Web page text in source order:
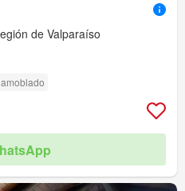
de Valparaíso